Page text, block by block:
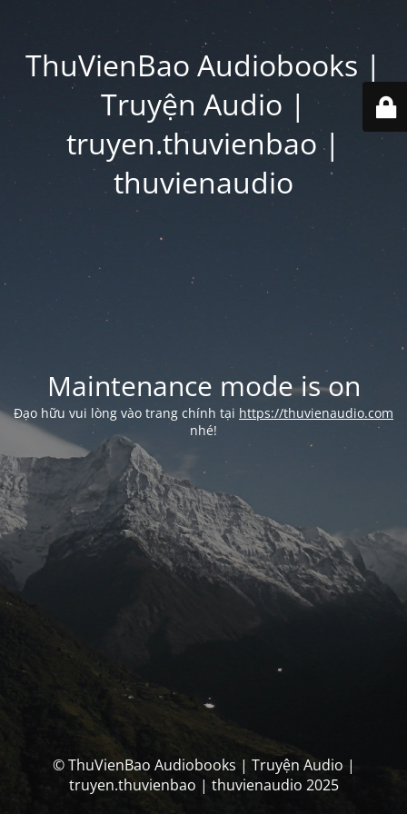
ThuVienBao Audiobooks |
Truyện Audio |
truyen.thuvienbao |
thuvienaudio
Maintenance mode is on
Đạo hữu vui lòng vào trang chính tại https://thuvienaudio.com
nhé!
© ThuVienBao Audiobooks | Truyện Audio |
truyen.thuvienbao | thuvienaudio 2025